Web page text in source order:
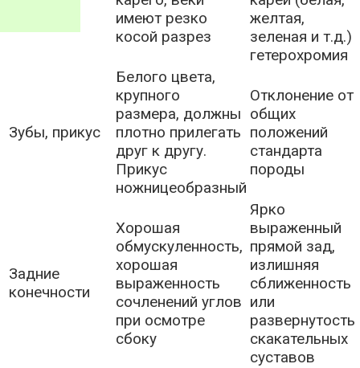
имеют резко
косой разрез
желтая,
зеленая и т.д.)
гетерохромия
Зубы, прикус
Белого цвета,
крупного
размера, должны
плотно прилегать
друг к другу.
Прикус
ножницеобразный
Отклонение от
общих
положений
стандарта
породы
Задние
конечности
Хорошая
обмускуленность,
хорошая
выраженность
сочленений углов
при осмотре
сбоку
Ярко
выраженный
прямой зад,
излишняя
сближенность
или
развернутость
скакательных
суставов